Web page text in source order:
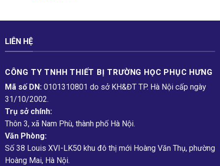
LIÊN HỆ
CÔNG TY TNHH THIẾT BỊ TRƯỜNG HỌC PHỤC H­ƯNG
Mã số DN: 0101310801 do sở KH&ĐT TP. Hà Nội cấp ngày
31/10/2002.
Trụ sở chính:
Thôn 3, xã Nam Phù, thành phố Hà Nội.
Văn Phòng:
Số 38 Louis XVI-LK50 khu đô thị mới Hoàng Văn Thụ, phường
Hoàng Mai, Hà Nội.